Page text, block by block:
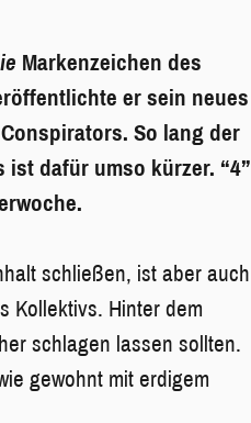
Markenzeichen des
er sein neues
So lang der
ist dafür umso kürzer. “4”
schließen, ist aber auch
Kollektivs. Hinter dem
schlagen lassen sollten.
gewohnt mit erdigem